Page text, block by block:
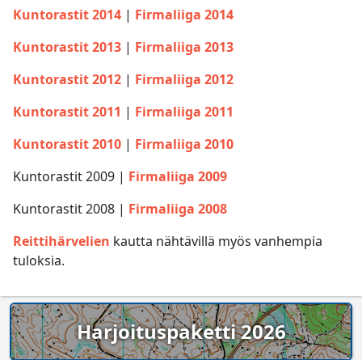
Kuntorastit 2014 | Firmaliiga 2014
Kuntorastit 2013 | Firmaliiga 2013
Kuntorastit 2012 | Firmaliiga 2012
Kuntorastit 2011 | Firmaliiga 2011
Kuntorastit 2010 | Firmaliiga 2010
Kuntorastit 2009 | Firmaliiga 2009
Kuntorastit 2008 | Firmaliiga 2008
Reittihärvelien kautta nähtävillä myös vanhempia
tuloksia.
Harjoituspaketti 2026